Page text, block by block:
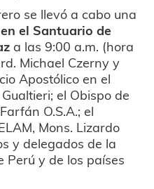
se llevó a cabo una
el Santuario de
a las 9:00 a.m. (hora
Michael Czerny y
Apostólico en el
el Obispo de
O.S.A.; el
Mons. Lizardo
y delegados de la
Perú y de los países